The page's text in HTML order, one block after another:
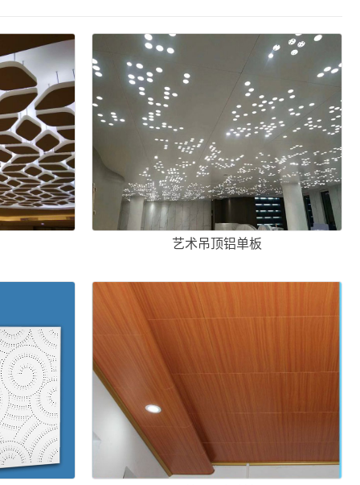
艺术吊顶铝单板